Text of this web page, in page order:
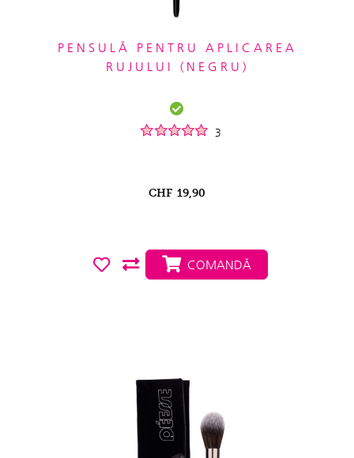
PENSULĂ PENTRU APLICAREA
RUJULUI (NEGRU)
3
CHF 19,90
COMANDĂ